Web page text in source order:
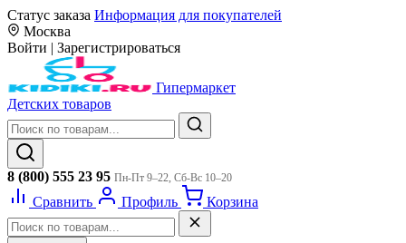
Статус заказа Информация для покупателей
Москва
Войти | Зарегистрироваться
Гипермаркет
Детских товаров
8 (800) 555 23 95 Пн-Пт 9–22, Сб-Вс 10–20
Сравнить Профиль Корзина